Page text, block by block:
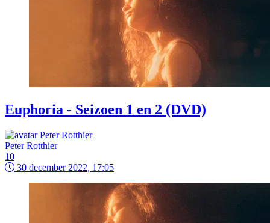
Euphoria - Seizoen 1 en 2 (DVD)
Peter Rotthier
10
30 december 2022, 17:05